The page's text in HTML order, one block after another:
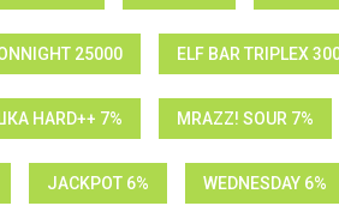
25000 ELF BAR TRIPLEX
HARD++ 7% MRAZZ! SOUR 7%
JACKPOT 6% WEDNESDAY 6%